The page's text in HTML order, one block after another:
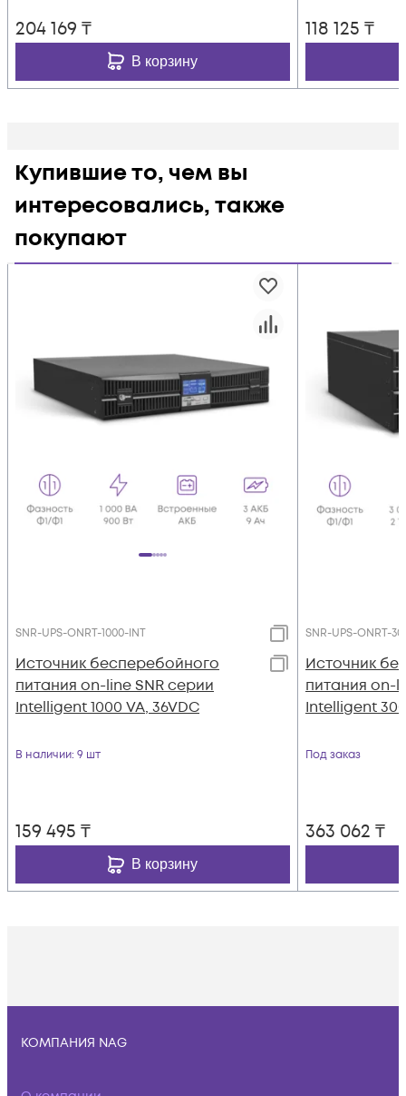
204 169 ₸
В корзину
118 125 ₸
Купившие то, чем вы
интересовались, также
покупают
SNR-UPS-ONRT-1000-INT
Источник бесперебойного
питания on-line SNR серии
Intelligent 1000 VA, 36VDC
В наличии: 9 шт
159 495 ₸
В корзину
SNR-UPS-ONRT-
Источник
питания on-
Intelligent
Под заказ
363 062 ₸
КОМПАНИЯ NAG